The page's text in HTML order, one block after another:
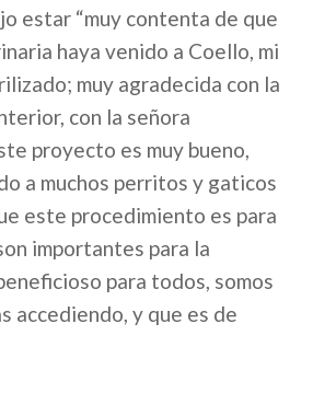
estar “muy contenta de que
haya venido a Coello, mi
muy agradecida con la
con la señora
proyecto es muy bueno,
a muchos perritos y gaticos
este procedimiento es para
importantes para la
para todos, somos
accediendo, y que es de